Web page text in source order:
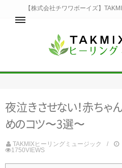
ホー
睡眠
自然
お問い
夜泣きさせない！赤ちゃん
めのコツ〜3選〜
TAKMIXヒーリングミュージック
1750VIEWS